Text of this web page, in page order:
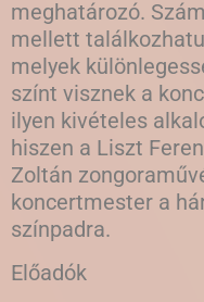
meghatározó.
mellett
melyek
színt visznek a
ilyen kivételes
hiszen a Liszt
Zoltán
koncertmester a
színpadra.
Előadók